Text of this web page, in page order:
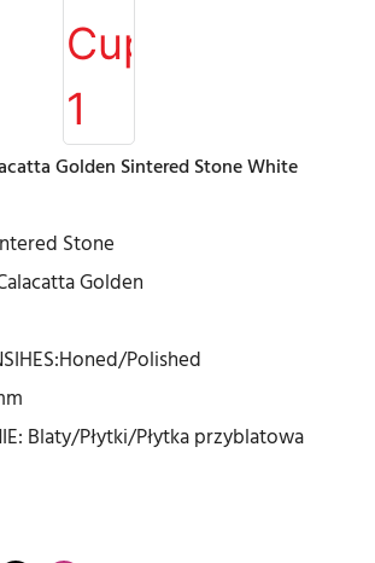
Golden Sintered Stone White
Stone
Golden
Polished
Blaty/Płytki/Płytka przyblatowa